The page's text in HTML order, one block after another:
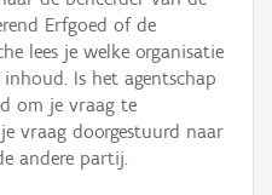
Erfgoed of de
lees je welke organisatie
Is het agentschap
om je vraag te
vraag doorgestuurd naar
andere partij.